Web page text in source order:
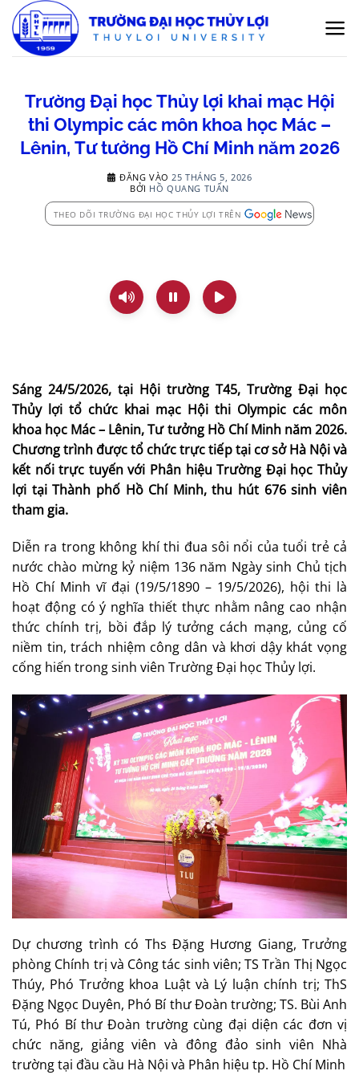
qua
nội
Trường Đại học Thủy lợi khai mạc Hội
thi Olympic các môn khoa học Mác –
Lênin, Tư tưởng Hồ Chí Minh năm 2026
ĐĂNG VÀO 25 THÁNG 5, 2026
BỞI HỒ QUANG TUẤN
THEO DÕI TRƯỜNG ĐẠI HỌC THỦY LỢI TRÊN
Sáng 24/5/2026, tại Hội trường T45, Trường Đại học
Thủy lợi tổ chức khai mạc Hội thi Olympic các môn
khoa học Mác – Lênin, Tư tưởng Hồ Chí Minh năm 2026.
Chương trình được tổ chức trực tiếp tại cơ sở Hà Nội và
kết nối trực tuyến với Phân hiệu Trường Đại học Thủy
lợi tại Thành phố Hồ Chí Minh, thu hút 676 sinh viên
tham gia.
Diễn ra trong không khí thi đua sôi nổi của tuổi trẻ cả
nước chào mừng kỷ niệm 136 năm Ngày sinh Chủ tịch
Hồ Chí Minh vĩ đại (19/5/1890 – 19/5/2026), hội thi là
hoạt động có ý nghĩa thiết thực nhằm nâng cao nhận
thức chính trị, bồi đắp lý tưởng cách mạng, củng cố
niềm tin, trách nhiệm công dân và khơi dậy khát vọng
cống hiến trong sinh viên Trường Đại học Thủy lợi.
Dự chương trình có Ths Đặng Hương Giang, Trưởng
phòng Chính trị và Công tác sinh viên; TS Trần Thị Ngọc
Thúy, Phó Trưởng khoa Luật và Lý luận chính trị; ThS
Đặng Ngọc Duyên, Phó Bí thư Đoàn trường; TS. Bùi Anh
Tú, Phó Bí thư Đoàn trường cùng đại diện các đơn vị
chức năng, giảng viên và đông đảo sinh viên Nhà
trường tại đầu cầu Hà Nội và Phân hiệu tp. Hồ Chí Minh